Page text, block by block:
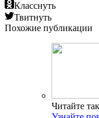
Класснуть
Твитнуть
Похожие публикации
Читайте